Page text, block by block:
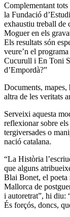
Complementant
la Fundació
exhaustiu treball de
Moguer en els
Els resultats són
veure’n el
Cucurull i En Toni
d’Empordà?”
Documents, mapes,
altra de les veritats
Serveixi aquesta
reflexionar sobre
tergiversades o
nació catalana.
“La Història
que alguns
Blai Bonet, el poeta
Mallorca de
i autoretrat”, hi diu:
És forçós, doncs,